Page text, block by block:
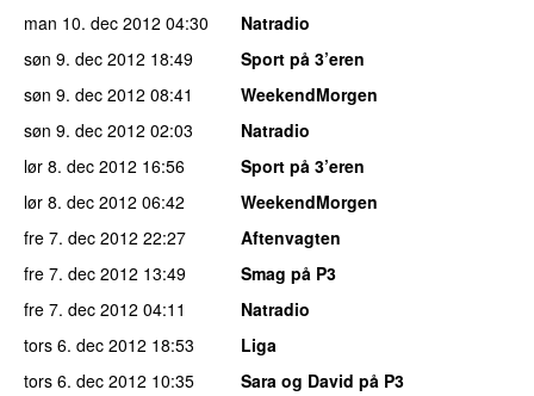
man 10. dec 2012 04:30
Natradio
søn 9. dec 2012 18:49
Sport på 3’eren
søn 9. dec 2012 08:41
WeekendMorgen
søn 9. dec 2012 02:03
Natradio
lør 8. dec 2012 16:56
Sport på 3’eren
lør 8. dec 2012 06:42
WeekendMorgen
fre 7. dec 2012 22:27
Aftenvagten
fre 7. dec 2012 13:49
Smag på P3
fre 7. dec 2012 04:11
Natradio
tors 6. dec 2012 18:53
Liga
tors 6. dec 2012 10:35 Sara og David på P3